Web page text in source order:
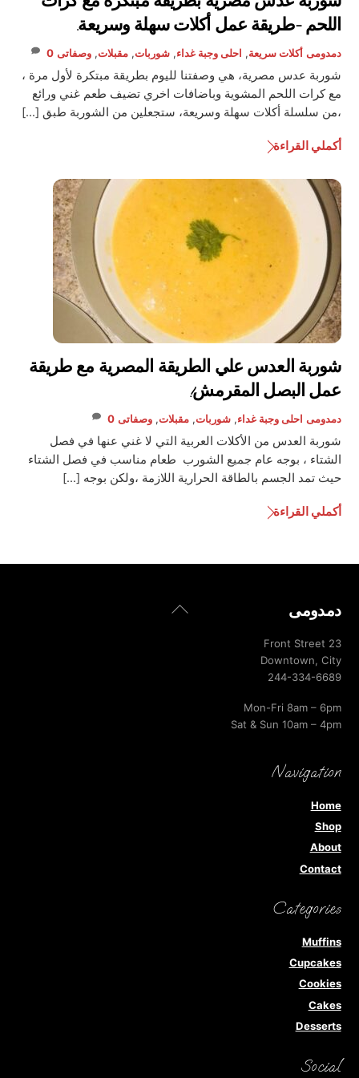
اللحم -طريقة عمل أكلات سهلة وسريعة.
دمدومى أكلات سريعة, احلى وجبة غداء,شوربات,مقبلات,وصفاتى 0
شوربة عدس مصرية، هي وصفتنا لليوم بطريقة مبتكرة لأول مرة ،
مع كرات اللحم المشوية وباضافات اخري تضيف طعم غني ورائع
،من سلسلة أكلات سهلة وسريعة، ستجعلين من الشوربة طبق […]
أكملي القراءة
شوربة العدس علي الطريقة المصرية مع طريقة
عمل البصل المقرمش!
دمدومى احلى وجبة غداء,شوربات,مقبلات,وصفاتى 0
شوربة العدس من الأكلات العربية التي لا غني عنها في فصل
الشتاء ، بوجه عام جميع الشورب طعام مناسب في فصل الشتاء
حيث تمد الجسم بالطاقة الحرارية اللازمة ،ولكن بوجه […]
أكملي القراءة
Back
دمدومى
23 Front Street
Downtown, City
244-334-6689
Mon-Fri 8am – 6pm
Sat & Sun 10am – 4pm
Navigation
Home
Shop
About
Contact
Categories
Muffins
Cupcakes
Cookies
Cakes
Desserts
Social